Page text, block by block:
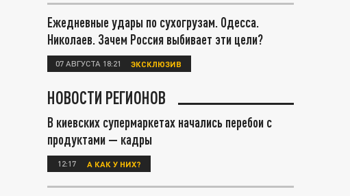
Ежедневные удары по сухогрузам. Одесса.
Николаев. Зачем Россия выбивает эти цели?
07 АВГУСТА 18:21 ЭКСКЛЮЗИВ
НОВОСТИ РЕГИОНОВ
В киевских супермаркетах начались перебои с
продуктами — кадры
12:17 А КАК У НИХ?